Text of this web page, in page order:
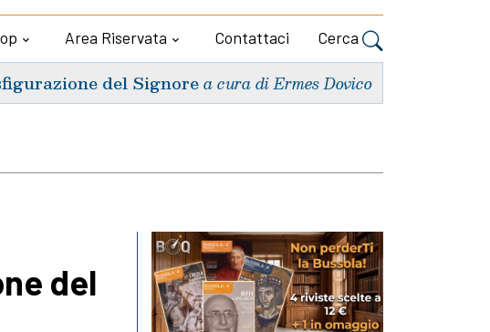
Area Riservata Contattaci Cerca
del Signorea cura di Ermes Dovico
del